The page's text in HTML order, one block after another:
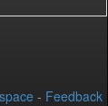
- Feedback